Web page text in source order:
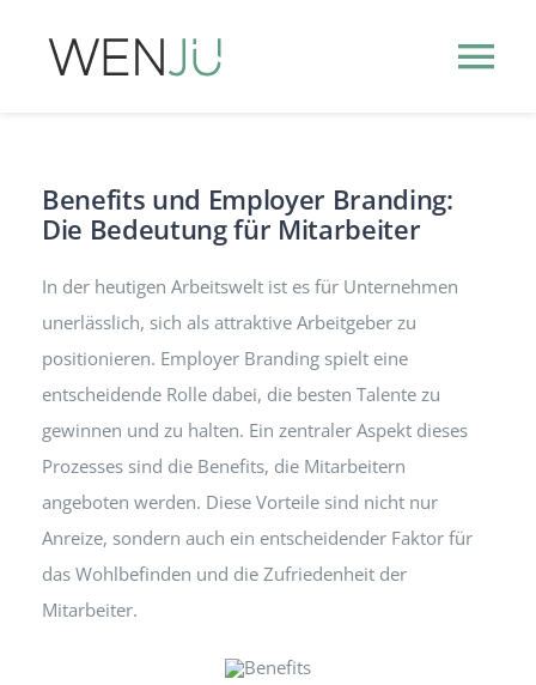
HR-EVENTS NEW
PUBLISHER INFO
Benefits und Employer Branding:
Die Bedeutung für Mitarbeiter
In der heutigen Arbeitswelt ist es für Unternehmen
unerlässlich, sich als attraktive Arbeitgeber zu
positionieren. Employer Branding spielt eine
entscheidende Rolle dabei, die besten Talente zu
gewinnen und zu halten. Ein zentraler Aspekt dieses
Prozesses sind die Benefits, die Mitarbeitern
angeboten werden. Diese Vorteile sind nicht nur
Anreize, sondern auch ein entscheidender Faktor für
das Wohlbefinden und die Zufriedenheit der
Mitarbeiter.